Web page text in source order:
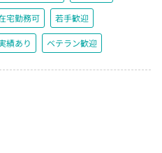
宅勤務可 若手歓迎
績あり ベテラン歓迎